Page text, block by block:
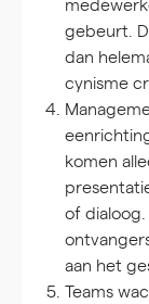
gebeurt.
dan
cynisme
komen
of
aan het
Teams